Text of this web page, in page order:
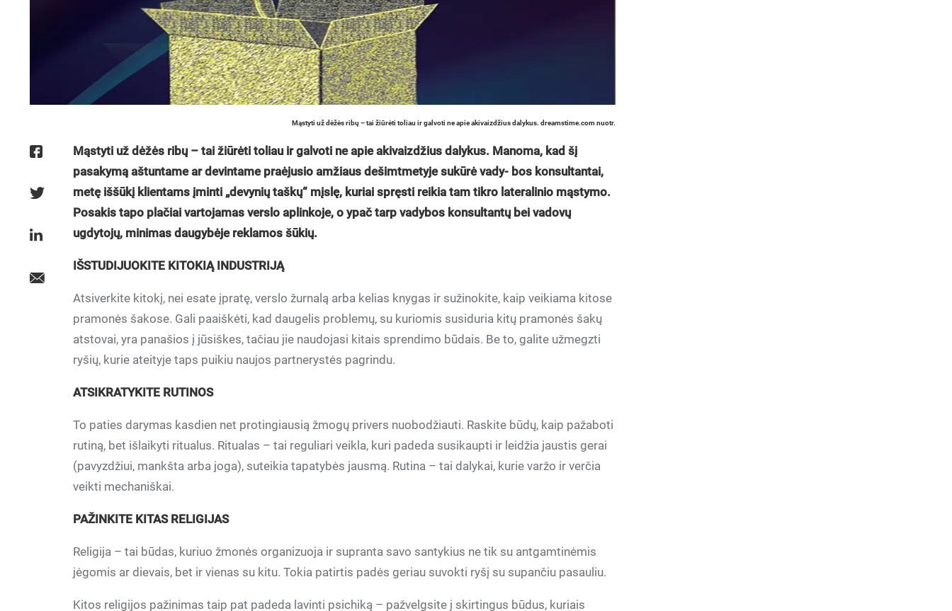
Mąstyti už dėžės ribų – tai žiūrėti toliau ir galvoti ne apie akivaizdžius dalykus. dreamstime.com nuotr.
Mąstyti už dėžės ribų – tai žiūrėti toliau ir galvoti ne apie akivaizdžius dalykus. Manoma, kad šį
pasakymą aštuntame ar devintame praėjusio amžiaus dešimtmetyje sukūrė vady- bos konsultantai,
metę iššūkį klientams įminti „devynių taškų“ mįslę, kuriai spręsti reikia tam tikro lateralinio mąstymo.
Posakis tapo plačiai vartojamas verslo aplinkoje, o ypač tarp vadybos konsultantų bei vadovų
ugdytojų, minimas daugybėje reklamos šūkių.
IŠSTUDIJUOKITE KITOKIĄ INDUSTRIJĄ
Atsiverkite kitokį, nei esate įpratę, verslo žurnalą arba kelias knygas ir sužinokite, kaip veikiama kitose
pramonės šakose. Gali paaiškėti, kad daugelis problemų, su kuriomis susiduria kitų pramonės šakų
atstovai, yra panašios į jūsiškes, tačiau jie naudojasi kitais sprendimo būdais. Be to, galite užmegzti
ryšių, kurie ateityje taps puikiu naujos partnerystės pagrindu.
ATSIKRATYKITE RUTINOS
To paties darymas kasdien net protingiausią žmogų privers nuobodžiauti. Raskite būdų, kaip pažaboti
rutiną, bet išlaikyti ritualus. Ritualas – tai reguliari veikla, kuri padeda susikaupti ir leidžia jaustis gerai
(pavyzdžiui, mankšta arba joga), suteikia tapatybės jausmą. Rutina – tai dalykai, kurie varžo ir verčia
veikti mechaniškai.
PAŽINKITE KITAS RELIGIJAS
Religija – tai būdas, kuriuo žmonės organizuoja ir supranta savo santykius ne tik su antgamtinėmis
jėgomis ar dievais, bet ir vienas su kitu. Tokia patirtis padės geriau suvokti ryšį su supančiu pasauliu.
Kitos religijos pažinimas taip pat padeda lavinti psichiką – pažvelgsite į skirtingus būdus, kuriais